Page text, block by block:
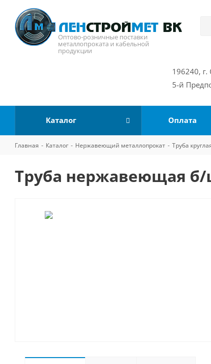
Оптово-розничные поставки
металлопроката и кабельной
продукции
196240, г.
5-й
Каталог Оплата
Главная - Каталог - Нержавеющий металлопрокат - Труба
Труба нержавеющая б/